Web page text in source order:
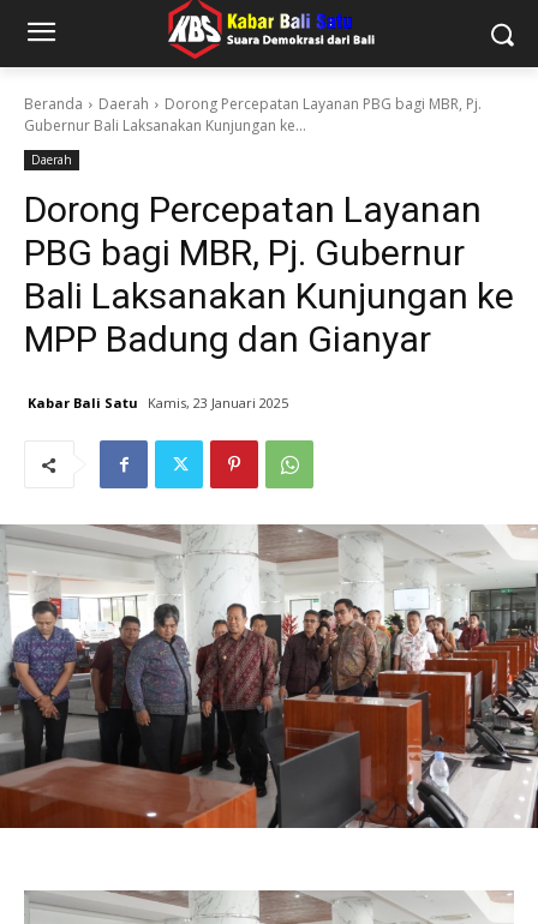
Beranda Daerah
Dorong Percepatan Layanan PBG bagi MBR, Pj.
Gubernur Bali Laksanakan Kunjungan ke...
Daerah
Dorong Percepatan Layanan
PBG bagi MBR, Pj. Gubernur
Bali Laksanakan Kunjungan ke
MPP Badung dan Gianyar
Kabar Bali Satu Kamis, 23 Januari 2025